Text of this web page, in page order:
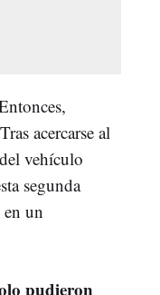
acercarse al
vehículo
segunda
un
pudieron